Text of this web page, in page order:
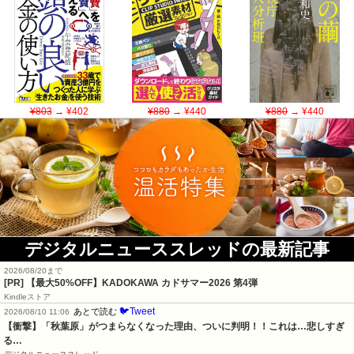
¥803→ ¥402 ¥880→ ¥440 ¥880→ ¥440
デジタルニューススレッドの最新記事
2026/08/20まで
[PR] 【最大50%OFF】KADOKAWA カドサマー2026 第4弾
Kindleストア
2026/08/10 11:06
あとで読む 🐦Tweet
【衝撃】「秋葉原」がつまらなくなった理由、ついに判明！！これは…悲しすぎ
る…